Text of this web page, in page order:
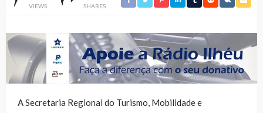
VIEWS SHARES
A Secretaria Regional do Turismo, Mobilidade e